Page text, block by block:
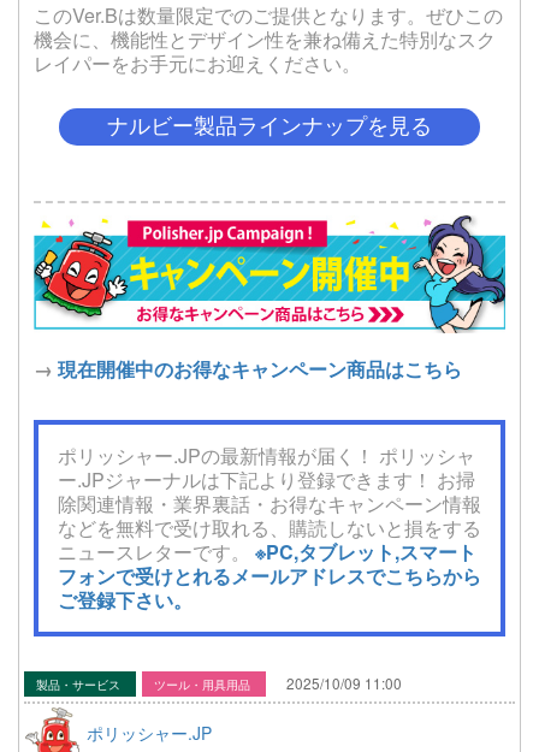
このVer.Bは数量限定でのご提供となります。ぜひこの
機会に、機能性とデザイン性を兼ね備えた特別なスク
レイパーをお手元にお迎えください。
ナルビー製品ラインナップを見る
→ 現在開催中のお得なキャンペーン商品はこちら
ポリッシャー.JPの最新情報が届く！ ポリッシャ
ー.JPジャーナルは下記より登録できます！ お掃
除関連情報・業界裏話・お得なキャンペーン情報
などを無料で受け取れる、購読しないと損をする
ニュースレターです。 ※PC,タブレット,スマート
フォンで受けとれるメールアドレスでこちらから
ご登録下さい。
製品・サービス ツール・用具用品 2025/10/09 11:00
ポリッシャー.JP